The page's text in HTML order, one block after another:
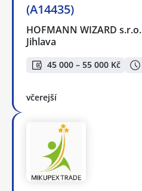
(A14435)
HOFMANN WIZARD s.r.o.
Jihlava
45 000 – 55 000 Kč
včerejší